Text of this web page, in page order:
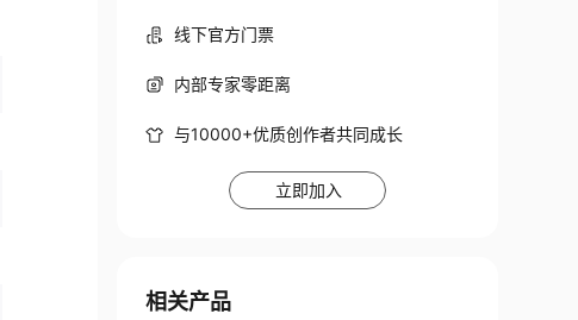
线下官方门票
内部专家零距离
与10000+优质创作者共同成长
立即加入
相关产品